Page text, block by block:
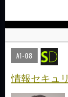
A1-08
情報セキュ